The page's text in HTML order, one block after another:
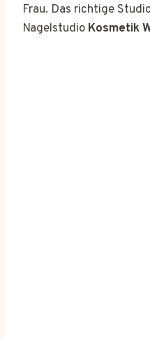
Frau. Das richtige
Nagelstudio Kosmetik